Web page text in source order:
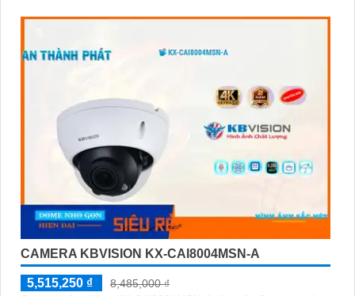
CAMERA KBVISION KX-CAI8004MSN-A
5,515,250 ₫
8,485,000 ₫